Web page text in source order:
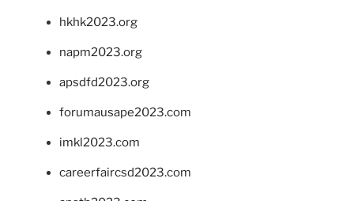
hkhk2023.org
napm2023.org
apsdfd2023.org
forumausape2023.com
imkl2023.com
careerfaircsd2023.com